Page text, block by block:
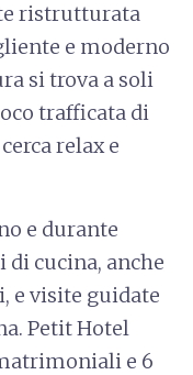
ristrutturata
e moderno
si trova a soli
trafficata di
relax e
e durante
cucina, anche
e visite guidate
Petit Hotel
e 6